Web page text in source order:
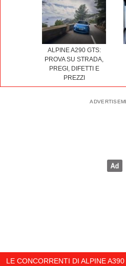
ALPINE A290 GTS:
PROVA SU STRADA,
PREGI, DIFETTI E
PREZZI
LE CONCORRENTI DI ALPINE A390